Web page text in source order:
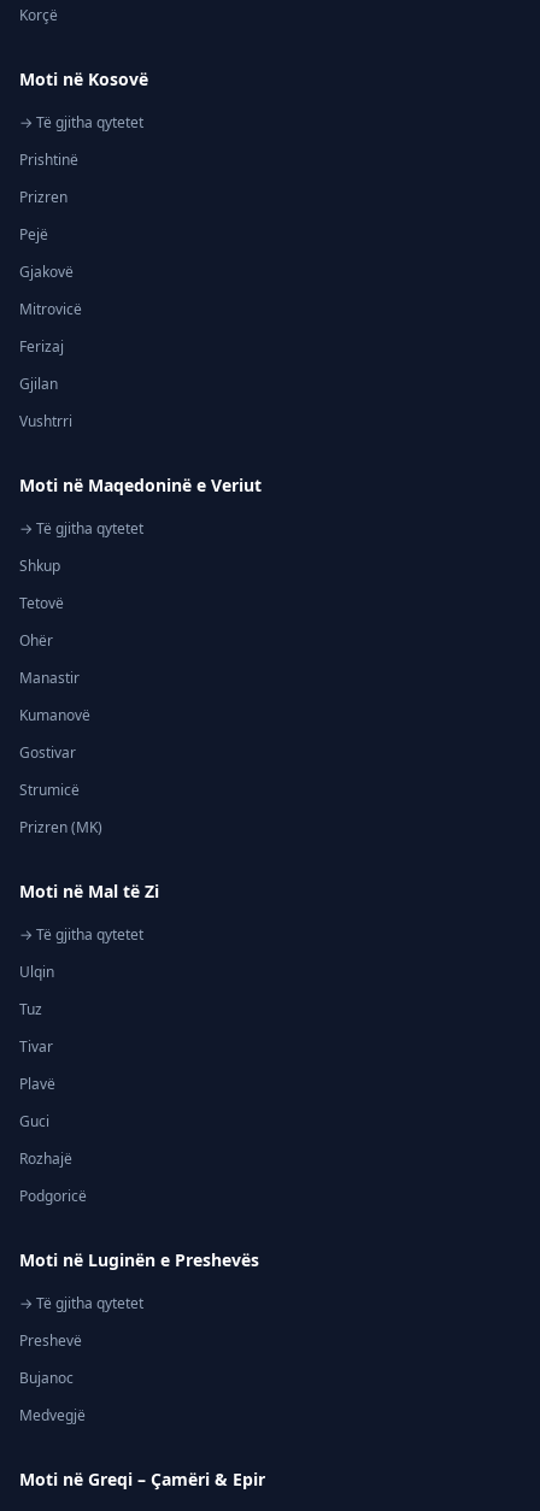
Korçë
Moti në Kosovë
→ Të gjitha qytetet
Prishtinë
Prizren
Pejë
Gjakovë
Mitrovicë
Ferizaj
Gjilan
Vushtrri
Moti në Maqedoninë e Veriut
→ Të gjitha qytetet
Shkup
Tetovë
Ohër
Manastir
Kumanovë
Gostivar
Strumicë
Prizren (MK)
Moti në Mal të Zi
→ Të gjitha qytetet
Ulqin
Tuz
Tivar
Plavë
Guci
Rozhajë
Podgoricë
Moti në Luginën e Preshevës
→ Të gjitha qytetet
Preshevë
Bujanoc
Medvegjë
Moti në Greqi – Çamëri & Epir